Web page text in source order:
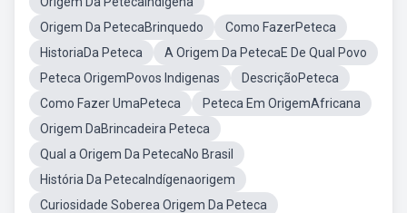
Origem Da PetecaBrinquedo
Como FazerPeteca
HistoriaDa Peteca
A Origem Da PetecaE De Qual Povo
Peteca OrigemPovos Indigenas
DescriçãoPeteca
Como Fazer UmaPeteca
Peteca Em OrigemAfricana
Origem DaBrincadeira Peteca
Qual a Origem Da PetecaNo Brasil
História Da PetecaIndígenaorigem
Curiosidade Soberea Origem Da Peteca